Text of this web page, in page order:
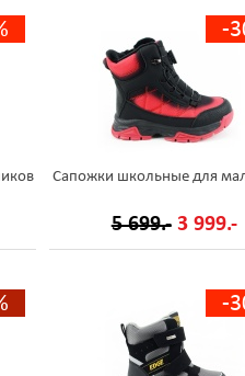
-
Сапожки школьные для
5 699.- 3 999.-
-